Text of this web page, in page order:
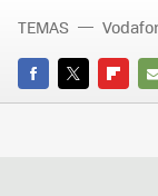
FACEBOOK
TWITTER
TEMAS